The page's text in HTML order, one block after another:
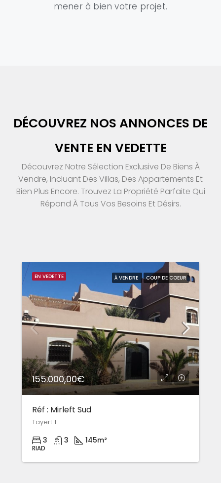
mener à bien votre projet.
DÉCOUVREZ NOS ANNONCES DE
VENTE EN VEDETTE
Découvrez Notre Sélection Exclusive De Biens À
Vendre, Incluant Des Villas, Des Appartements Et
Bien Plus Encore. Trouvez La Propriété Parfaite Qui
Répond À Tous Vos Besoins Et Désirs.
EN VEDETTE À VENDRE COUP DE COEUR
155.000,00€
Réf : Mirleft Sud
Tayert 1
3 3 145m²
RIAD